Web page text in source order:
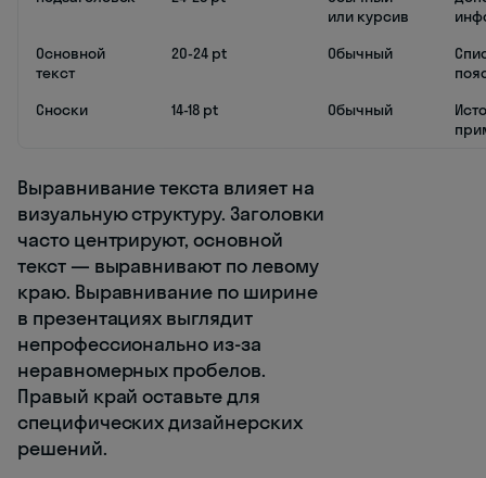
или курсив
Основной
текст
20-24 pt Обычный
Сноски
14-18 pt Обычный
Выравнивание текста влияет на
визуальную структуру. Заголовки
часто центрируют, основной
текст — выравнивают по левому
краю. Выравнивание по ширине
в презентациях выглядит
непрофессионально из-за
неравномерных пробелов.
Правый край оставьте для
специфических дизайнерских
решений.